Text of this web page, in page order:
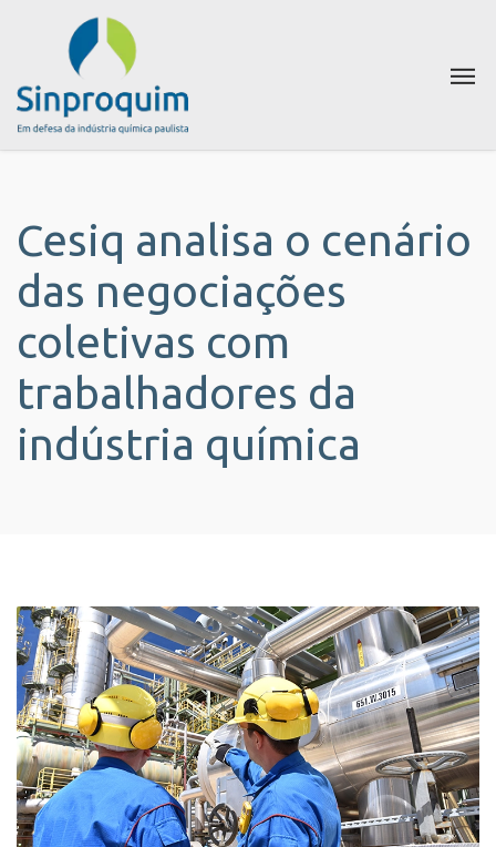
Cesiq analisa o cenário
das negociações
coletivas com
trabalhadores da
indústria química